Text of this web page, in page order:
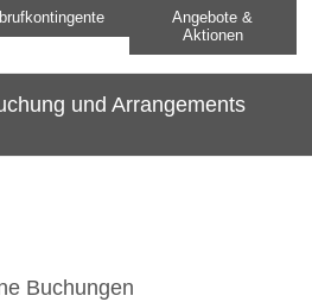
Angebote &
Aktionen
und Arrangements
Buchungen